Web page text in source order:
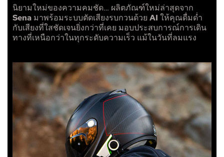
นิยามใหม่ของความคมชัด… ผลิตภัณฑ์ใหม่ล่าสุดจาก
Sena มาพร้อมระบบตัดเสียงรบกวนด้วย AI ให้คุณดื่มด่ำ
กับเสียงที่ใสชัดเจนยิ่งกว่าที่เคย มอบประสบการณ์การเดิน
ทางที่เหนือกว่าในทุกระดับความเร็ว แม้ในวันที่ลมแรง